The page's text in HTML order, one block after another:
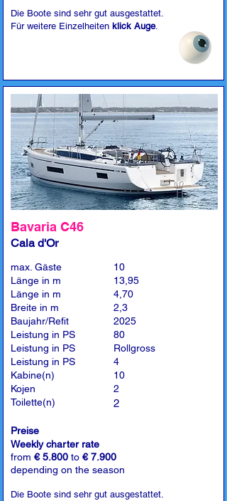
Die Boote sind sehr gut ausgestattet.
Für weitere Einzelheiten klick Auge.
Bavaria C46
Cala d'Or
max. Gäste
Länge in m
Länge in m
Breite in m
Baujahr/Refit
Leistung in PS
Leistung in PS
Leistung in PS
Kabine(n)
Kojen
Toilette(n)
10
13,95
4,70
2,3
2025
80
Rollgross
4
10
2
2
Preise
Weekly charter rate
from € 5.800 to € 7.900
depending on the season
Die Boote sind sehr gut ausgestattet.